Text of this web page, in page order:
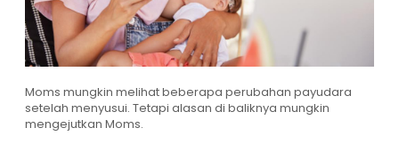
Moms mungkin melihat beberapa perubahan payudara
setelah menyusui. Tetapi alasan di baliknya mungkin
mengejutkan Moms.